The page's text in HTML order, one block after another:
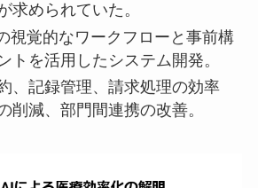
求められていた。
視覚的なワークフローと事前構
トを活用したシステム開発。
、記録管理、請求処理の効率
削減、部門間連携の改善。